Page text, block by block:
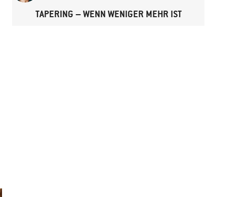
TAPERING – WENN WENIGER MEHR IST